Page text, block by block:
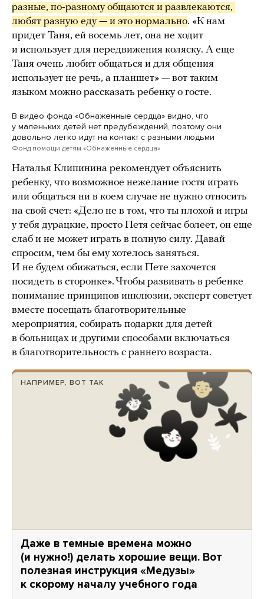
разные, по-разному общаются и развлекаются,
любят разную еду — и это нормально. «К нам
придет Таня, ей восемь лет, она не ходит
и использует для передвижения коляску. А еще
Таня очень любит общаться и для общения
использует не речь, а планшет» — вот таким
языком можно рассказать ребенку о госте.
В видео фонда «Обнаженные сердца» видно, что
у маленьких детей нет предубеждений, поэтому они
довольно легко идут на контакт с разными людьми
Фонд помощи детям «Обнаженные сердца»
Наталья Клипинина рекомендует объяснить
ребенку, что возможное нежелание гостя играть
или общаться ни в коем случае не нужно относить
на свой счет: «Дело не в том, что ты плохой и игры
у тебя дурацкие, просто Петя сейчас болеет, он еще
слаб и не может играть в полную силу. Давай
спросим, чем бы ему хотелось заняться.
И не будем обижаться, если Пете захочется
посидеть в сторонке». Чтобы развивать в ребенке
понимание принципов инклюзии, эксперт советует
вместе посещать благотворительные
мероприятия, собирать подарки для детей
в больницах и другими способами включаться
в благотворительность с раннего возраста.
НАПРИМЕР, ВОТ ТАК
Даже в темные времена можно
(и нужно!) делать хорошие вещи. Вот
полезная инструкция «Медузы»
к скорому началу учебного года